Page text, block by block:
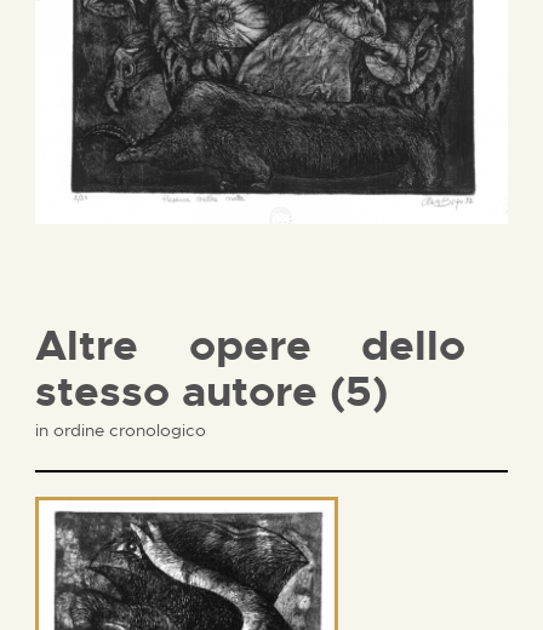
Altre opere dello
stesso autore (5)
in ordine cronologico